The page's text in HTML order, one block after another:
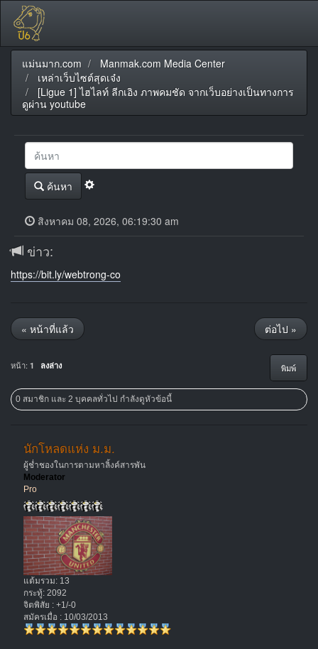
แม่นมาก.com
Manmak.com Media Center
เหล่าเว็บไซต์สุดเจ๋ง
[Ligue 1] ไฮไลท์ ลีกเอิง ภาพคมชัด จากเว็บอย่างเป็นทางการ
ดูผ่าน youtube
ค้นหา
สิงหาคม 08, 2026, 06:19:30 am
ข่าว:
https://bit.ly/webtrong-co
« หน้าที่แล้ว ต่อไป »
พิมพ์
หน้า: 1 ลงล่าง
0 สมาชิก และ 2 บุคคลทั่วไป กำลังดูหัวข้อนี้
นักโหลดแห่ง ม.ม.
ผู้ช่ำชองในการตามหาลิ้งค์สารพัน
Moderator
Pro
แต้มรวม: 13
กระทู้: 2092
จิตพิสัย : +1/-0
สมัครเมื่อ : 10/03/2013